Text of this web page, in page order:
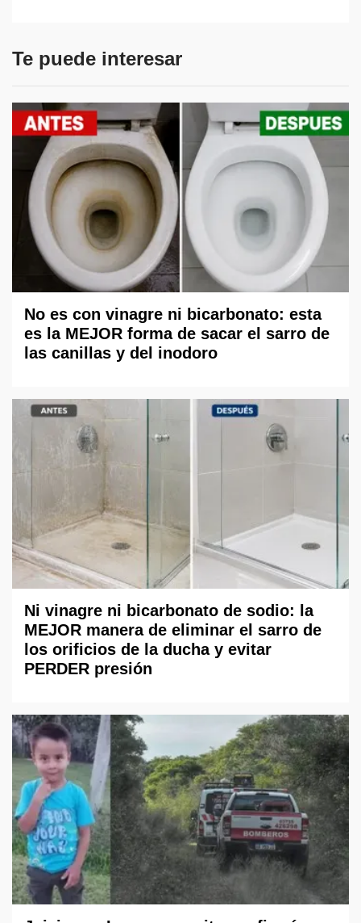
Te puede interesar
No es con vinagre ni bicarbonato: esta
es la MEJOR forma de sacar el sarro de
las canillas y del inodoro
Ni vinagre ni bicarbonato de sodio: la
MEJOR manera de eliminar el sarro de
los orificios de la ducha y evitar
PERDER presión